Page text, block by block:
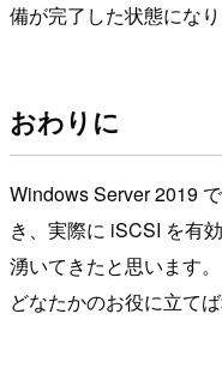
備が完了した状態になり
おわりに
Windows Server 2019
き、実際に iSCSI を有
湧いてきたと思います。
どなたかのお役に立てば